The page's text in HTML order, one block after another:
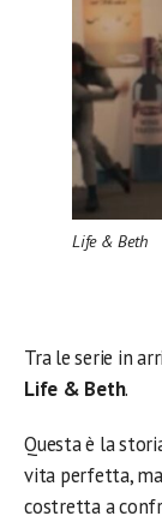
Life & Beth
Tra le serie in
Life & Beth.
Questa è la
vita perfetta, ma
costretta a